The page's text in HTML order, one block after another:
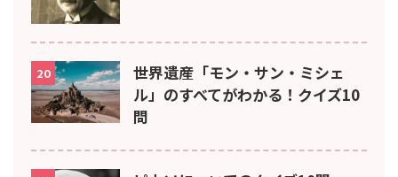
20
世界遺産「モン・サン・ミシェ
ル」のすべてがわかる！クイズ10
問